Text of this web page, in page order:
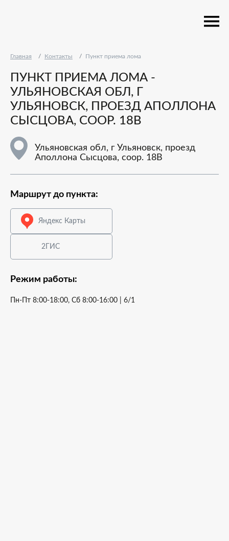
Главная Контакты Пункт приема лома
ПУНКТ ПРИЕМА ЛОМА -
УЛЬЯНОВСКАЯ ОБЛ, Г
УЛЬЯНОВСК, ПРОЕЗД АПОЛЛОНА
СЫСЦОВА, СООР. 18В
Ульяновская обл, г Ульяновск, проезд
Аполлона Сысцова, соор. 18В
Маршрут до пункта:
Яндекс Карты
2ГИС
Режим работы:
Пн-Пт 8:00-18:00, Сб 8:00-16:00 | 6/1